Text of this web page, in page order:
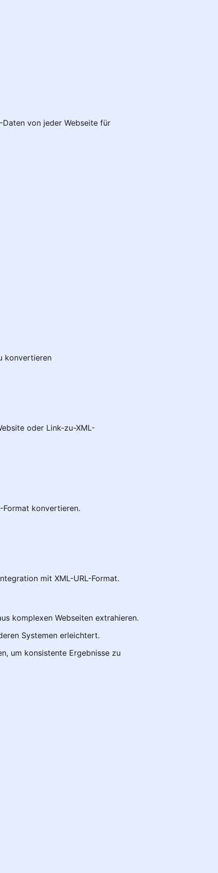
von jeder Webseite für
konvertieren
oder Link-zu-XML-
konvertieren.
mit XML-URL-Format.
komplexen Webseiten extrahieren.
Systemen erleichtert.
um konsistente Ergebnisse zu